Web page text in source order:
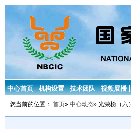
中心首页 机构设置 技术团队 视频展播
您当前的位置： 首页» 中心动态» 光荣榜（六）